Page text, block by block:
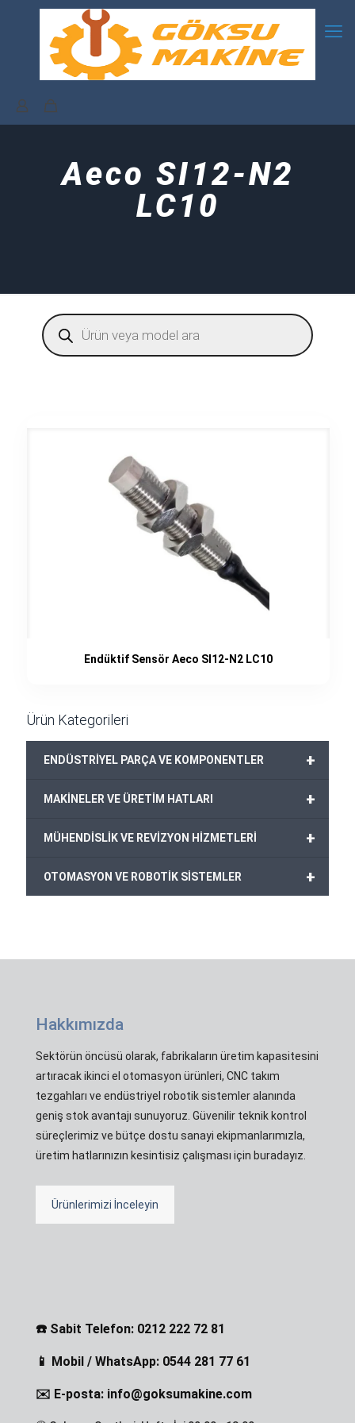
Aeco SI12-N2
LC10
Products
search
Endüktif Sensör Aeco SI12-N2 LC10
Ürün Kategorileri
+
ENDÜSTRİYEL PARÇA VE KOMPONENTLER
+
MAKİNELER VE ÜRETİM HATLARI
+
MÜHENDİSLİK VE REVİZYON HİZMETLERİ
+
OTOMASYON VE ROBOTİK SİSTEMLER
Hakkımızda
Sektörün öncüsü olarak, fabrikaların üretim kapasitesini
artıracak ikinci el otomasyon ürünleri, CNC takım
tezgahları ve endüstriyel robotik sistemler alanında
geniş stok avantajı sunuyoruz. Güvenilir teknik kontrol
süreçlerimiz ve bütçe dostu sanayi ekipmanlarımızla,
üretim hatlarınızın kesintisiz çalışması için buradayız.
Ürünlerimizi İnceleyin
☎️ Sabit Telefon: 0212 222 72 81
📱 Mobil / WhatsApp: 0544 281 77 61
✉️ E-posta: info@goksumakine.com